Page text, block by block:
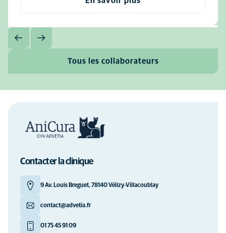
Tous les collaborateurs
Contacter la clinique
9 Av. Louis Breguet, 78140 Vélizy-Villacoublay
contact@advetia.fr
01 75 45 91 09